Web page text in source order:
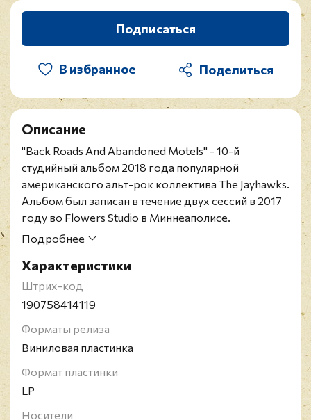
Подписаться
В избранное
Описание
"Back Roads And Abandoned Motels" - 10-й
студийный альбом 2018 года популярной
американского альт-рок коллектива The Jayhawks.
Альбом был записан в течение двух сессий в 2017
году во Flowers Studio в Миннеаполисе.
Продюсерами выступили Гари Лорис, Джон
Одиннадцать композиций альбома включают
девять, которые были написаны лидером
коллектива Гари Лорисом совместно с такими
Джейкоб Дилан, Эмерсон Харт (из группы Tonic),
Ари Хест, Кристин Скотт Томас, Керри Родригес и
другими. Первый альбом The Jayhawks,
записанный для Legacy Recordings, демонстрирует
Подробнее
Характеристики
Штрих-код
190758414119
Форматы релиза
Виниловая пластинка
Формат пластинки
LP
Носители